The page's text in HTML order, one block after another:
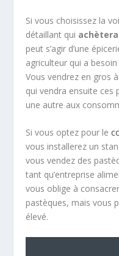
Si vous choisissez la
détaillant qui
peut s’agir d’une
agriculteur qui a
Vous vendrez en gros
qui vendra ensuite ces
une autre aux
Si vous optez pour le
vous installerez un
vous vendez des
tant qu’entreprise
vous oblige à
pastèques, mais vous
élevé.